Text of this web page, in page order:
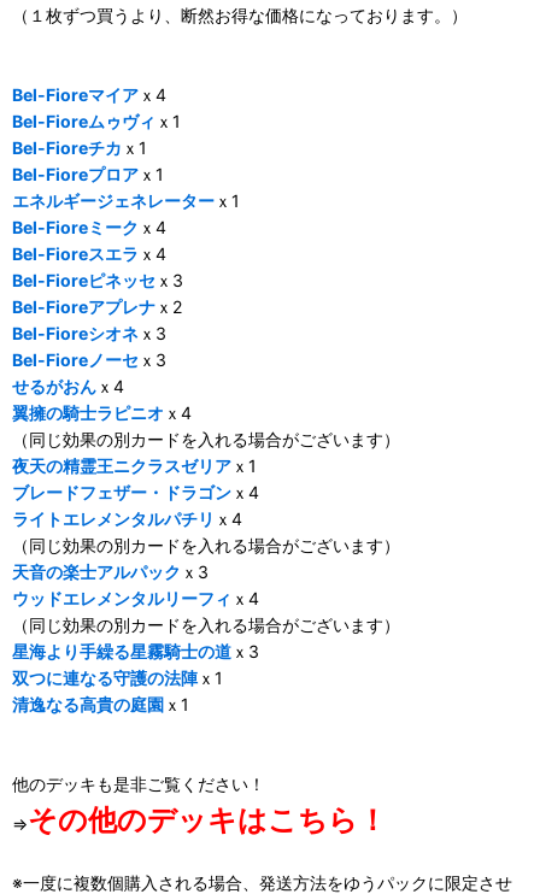
（１枚ずつ買うより、断然お得な価格になっております。）
Bel-Fioreマイア ｘ4
Bel-Fioreムゥヴィ ｘ1
Bel-Fioreチカ ｘ1
Bel-Fioreプロア ｘ1
エネルギージェネレーター ｘ1
Bel-Fioreミーク ｘ4
Bel-Fioreスエラ ｘ4
Bel-Fioreピネッセ ｘ3
Bel-Fioreアプレナ ｘ2
Bel-Fioreシオネ ｘ3
Bel-Fioreノーセ ｘ3
せるがおん ｘ4
翼擁の騎士ラピニオ ｘ4
（同じ効果の別カードを入れる場合がございます）
夜天の精霊王ニクラスゼリア ｘ1
ブレードフェザー・ドラゴン ｘ4
ライトエレメンタルパチリ ｘ4
（同じ効果の別カードを入れる場合がございます）
天音の楽士アルパック ｘ3
ウッドエレメンタルリーフィ ｘ4
（同じ効果の別カードを入れる場合がございます）
星海より手繰る星霧騎士の道 ｘ3
双つに連なる守護の法陣ｘ1
清逸なる高貴の庭園 ｘ1
他のデッキも是非ご覧ください！
⇒その他のデッキはこちら！
※一度に複数個購入される場合、発送方法をゆうパックに限定させ